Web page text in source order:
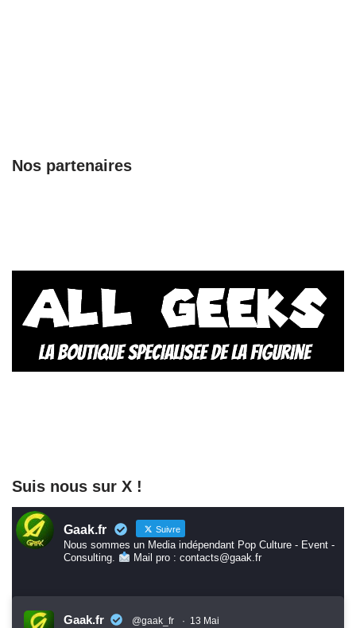
Nos partenaires
Suis nous sur X !
Gaak.fr Suivre
Nous sommes un Media indépendant Pop Culture - Event -
Consulting.
Mail pro : contacts@gaak.fr
Gaak.fr @gaak_fr · 13 Mai